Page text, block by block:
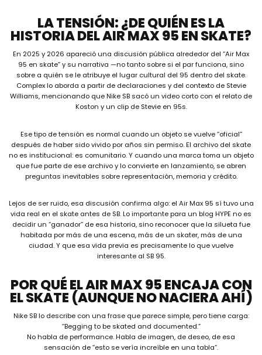
LA TENSIÓN: ¿DE QUIÉN ES LA
HISTORIA DEL AIR MAX 95 EN SKATE?
En 2025 y 2026 apareció una discusión pública alrededor del “Air Max
95 en skate” y su narrativa —no tanto sobre si el par funciona, sino
sobre a quién se le atribuye el lugar cultural del 95 dentro del skate.
Complex lo aborda a partir de declaraciones y del contexto de Stevie
Williams, mencionando que Nike SB sacó un video corto con el relato de
Koston y un clip de Stevie en 95s.
Ese tipo de tensión es normal cuando un objeto se vuelve “oficial”
después de haber sido vivido por años sin permiso. El archivo del skate
no es institucional: es comunitario. Y cuando una marca toma un objeto
que fue parte de ese archivo y lo convierte en lanzamiento, se abren
preguntas inevitables sobre representación, memoria y crédito.
Lejos de ser ruido, esa discusión confirma algo: el Air Max 95 sí tuvo una
vida real en el skate antes de SB. Lo importante para un blog HYPE no es
decidir un “ganador” de esa historia, sino reconocer que la silueta fue
habitada por más de una escena, más de un skater, más de una
ciudad. Y que esa vida previa es precisamente lo que vuelve
interesante al SB 95.
POR QUÉ EL AIR MAX 95 ENCAJA CON
EL SKATE (AUNQUE NO NACIERA AHÍ)
Nike SB lo describe con una frase que parece simple, pero tiene carga:
“Begging to be skated and documented.”
No habla de performance. Habla de imagen, de deseo, de esa
sensación de “esto se vería increíble en una tabla”.